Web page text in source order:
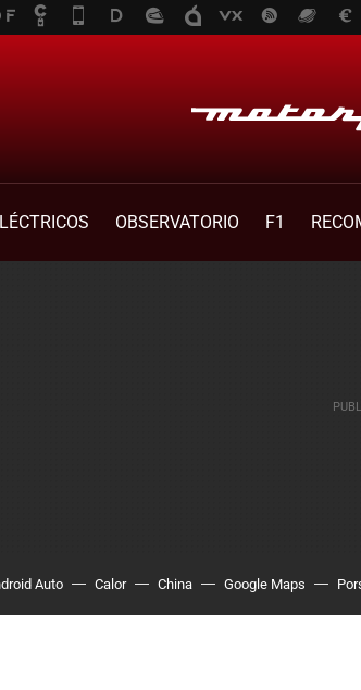
OBSERVATORIO F1
Auto Calor China Google Maps